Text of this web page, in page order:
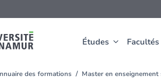
Études Facultés
des formations Master en